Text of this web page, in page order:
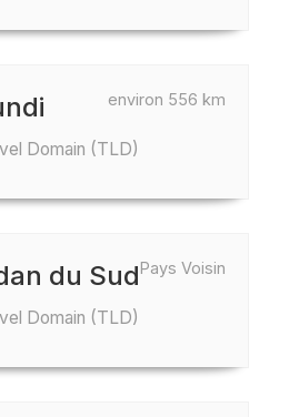
environ 556 km
Domain (TLD)
Pays Voisin
du Sud
Domain (TLD)